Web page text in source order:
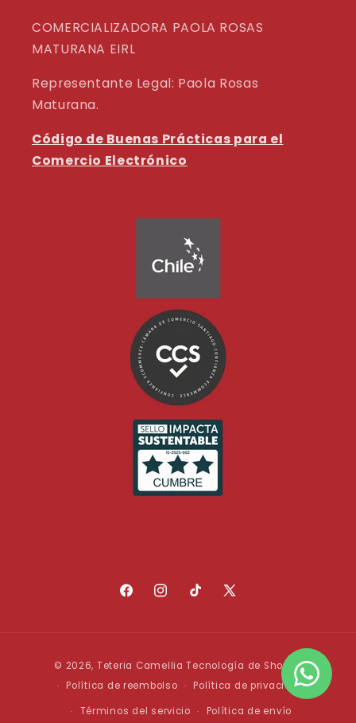
COMERCIALIZADORA PAOLA ROSAS
MATURANA EIRL
Representante Legal: Paola Rosas
Maturana.
Código de Buenas Prácticas para el
Comercio Electrónico
FacebookInstagramTikTokX
de
© 2026, Teteria Camellia Tecnología de Shopify
Política de reembolso
Política de privacidad
Términos del servicio
Política de envío